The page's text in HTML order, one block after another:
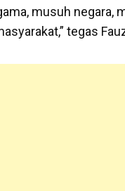
musuh negara,
tegas